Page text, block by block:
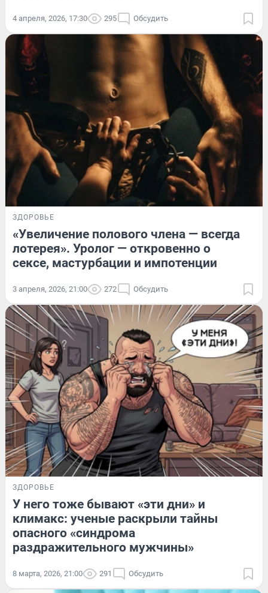
4 апреля, 2026, 17:30 295 Обсудить
ЗДОРОВЬЕ
«Увеличение полового члена — всегда
лотерея». Уролог — откровенно о
сексе, мастурбации и импотенции
3 апреля, 2026, 21:00 272 Обсудить
ЗДОРОВЬЕ
У него тоже бывают «эти дни» и
климакс: ученые раскрыли тайны
опасного «синдрома
раздражительного мужчины»
8 марта, 2026, 21:00 291 Обсудить